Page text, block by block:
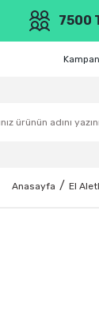
7500
Anasayfa El